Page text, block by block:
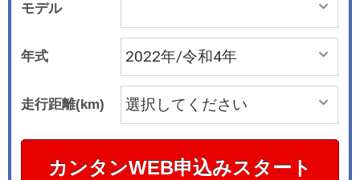
モデル
年式
走行距離(km)
カンタンWEB申込みスタート